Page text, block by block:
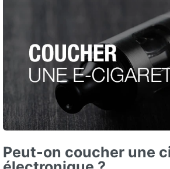
Peut-on coucher une